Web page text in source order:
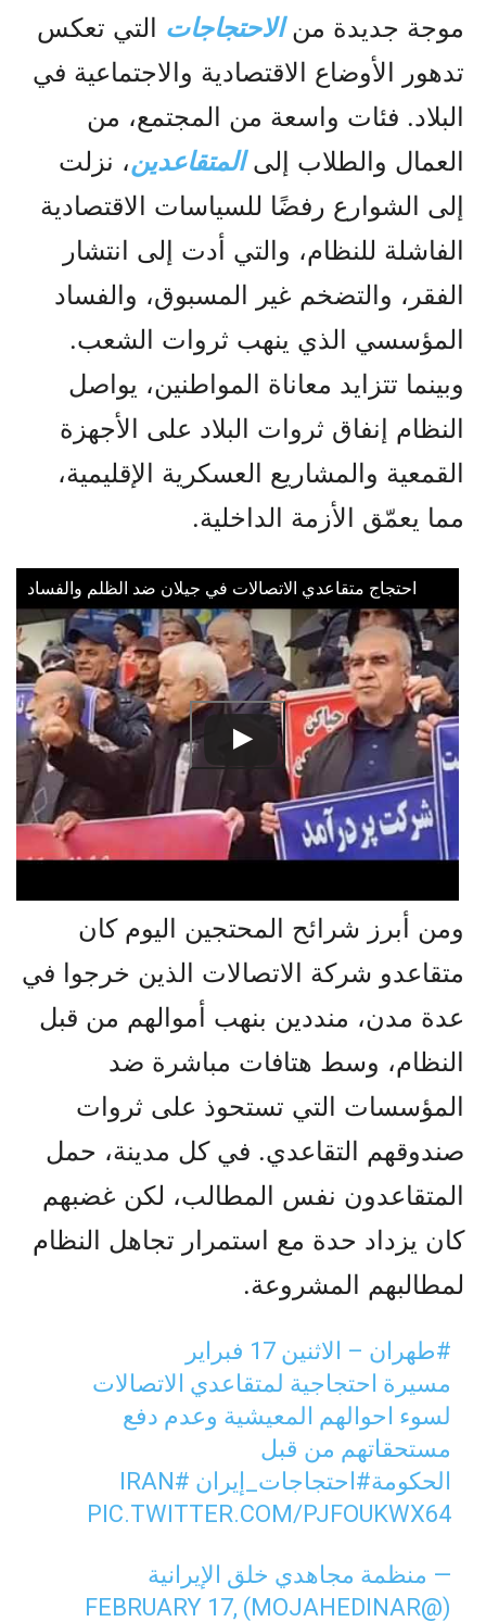
موجة جديدة منالاحتجاجات التي تعكس
تدهور الأوضاع الاقتصادية والاجتماعية في
البلاد. فئات واسعة من المجتمع، من
العمال والطلاب إلىالمتقاعدين، نزلت
إلى الشوارع رفضًا للسياسات الاقتصادية
الفاشلة للنظام، والتي أدت إلى انتشار
الفقر، والتضخم غير المسبوق، والفساد
المؤسسي الذي ينهب ثروات الشعب.
وبينما تتزايد معاناة المواطنين، يواصل
النظام إنفاق ثروات البلاد على الأجهزة
القمعية والمشاريع العسكرية الإقليمية،
مما يعمّق الأزمة الداخلية.
احتجاج متقاعدي الاتصالات في جيلان ضد الظلم والفساد
ومن أبرز شرائح المحتجين اليوم كان
متقاعدو شركة الاتصالات الذين خرجوا في
عدة مدن، منددين بنهب أموالهم من قبل
النظام، وسط هتافات مباشرة ضد
المؤسسات التي تستحوذ على ثروات
صندوقهم التقاعدي. في كل مدينة، حمل
المتقاعدون نفس المطالب، لكن غضبهم
كان يزداد حدة مع استمرار تجاهل النظام
لمطالبهم المشروعة.
#طهران – الاثنين 17 فبراير
مسيرة احتجاجية لمتقاعدي الاتصالات
لسوء احوالهم المعيشية وعدم دفع
مستحقاتهم من قبل
الحكومة#احتجاجات_إيران #IRAN
PIC.TWITTER.COM/PJFOUKWX64
— منظمة مجاهدي خلق الإيرانية
(@MOJAHEDINAR)
FEBRUARY 17,